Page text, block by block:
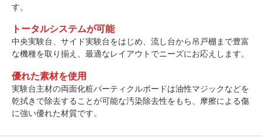
す。
トータルシステムが可能
中央実験台、サイド実験台をはじめ、流し台から吊戸棚まで豊富
な機種を取り揃え、最適なレイアウトでニーズにお応えします。
優れた素材を使用
実験台主材の両面化粧パーティクルボードは油性マジックなどを
乾拭きで除去することが可能な汚染除去性をもち、摩擦による傷
に強い優れた材質です。